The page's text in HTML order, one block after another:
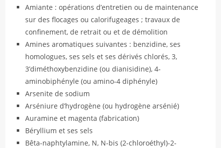
Amiante : opérations d’entretien ou de maintenance
sur des flocages ou calorifugeages ; travaux de
confinement, de retrait ou et de démolition
Amines aromatiques suivantes : benzidine, ses
homologues, ses sels et ses dérivés chlorés, 3,
3’diméthoxybenzidine (ou dianisidine), 4-
aminobiphényle (ou amino-4 diphényle)
Arsenite de sodium
Arséniure d’hydrogène (ou hydrogène arsénié)
Auramine et magenta (fabrication)
Béryllium et ses sels
Bêta-naphtylamine, N, N-bis (2-chloroéthyl)-2-